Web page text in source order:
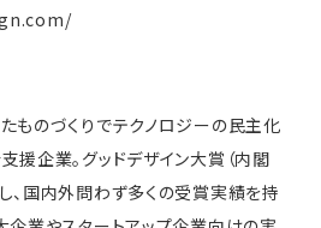
ものづくりでテクノロジーの民主化
援企業。グッドデザイン大賞（内閣
、国内外問わず多くの受賞実績を持